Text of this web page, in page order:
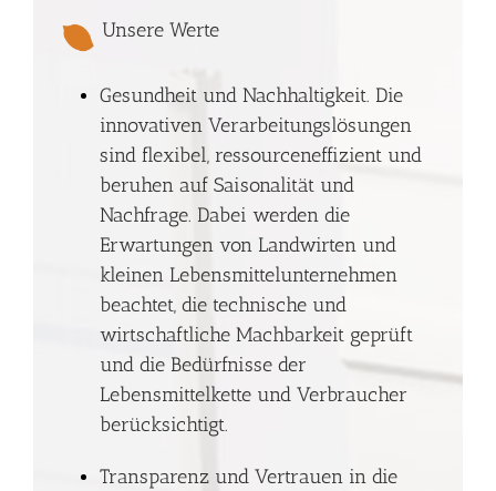
Unsere Werte
Gesundheit und Nachhaltigkeit. Die
innovativen Verarbeitungslösungen
sind flexibel, ressourceneffizient und
beruhen auf Saisonalität und
Nachfrage. Dabei werden die
Erwartungen von Landwirten und
kleinen Lebensmittelunternehmen
beachtet, die technische und
wirtschaftliche Machbarkeit geprüft
und die Bedürfnisse der
Lebensmittelkette und Verbraucher
berücksichtigt.
Transparenz und Vertrauen in die